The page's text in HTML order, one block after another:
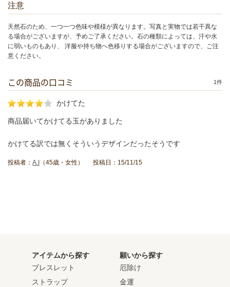
注意
天然石のため、一つ一つ色味や模様が異なります。写真と実物では若干異な
る場合がございますが、予めご了承ください。石の種類によっては、汗や水
に弱いものもあり、 洋服や持ち物へ色移りする場合がございますので、ご注
意ください。
この商品の口コミ 1件
かけてた
商品届いてかけてる玉がありました
かけてる訳では無くそういうデザインだったそうです
投稿者： A.I （45歳・女性） 投稿日：15/11/15
アイテムから探す
ブレスレット
ストラップ
願いから探す
厄除け
金運